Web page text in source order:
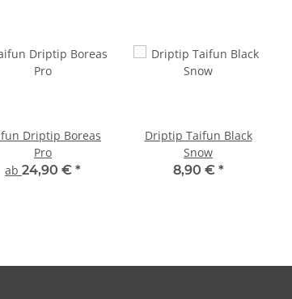
Driptip Boreas
Pro
ab 24,90 € *
Driptip Taifun Black
Snow
8,90 € *